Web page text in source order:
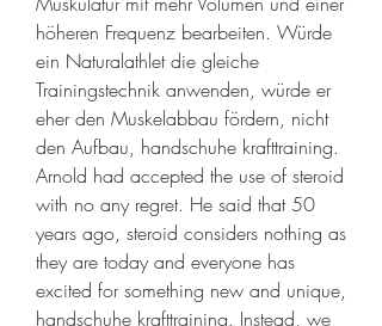
höheren Frequenz bearbeiten. Würde
ein Naturalathlet die gleiche
Trainingstechnik anwenden, würde er
eher den Muskelabbau fördern, nicht
den Aufbau, handschuhe krafttraining.
Arnold had accepted the use of steroid
with no any regret. He said that 50
years ago, steroid considers nothing as
they are today and everyone has
excited for something new and unique,
handschuhe krafttraining. Instead, we